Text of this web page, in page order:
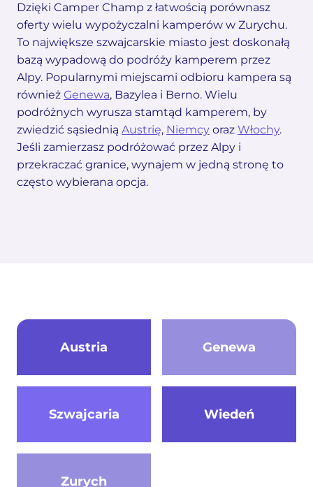
Dzięki Camper Champ z łatwością porównasz
oferty wielu wypożyczalni kamperów w Zurychu.
To największe szwajcarskie miasto jest doskonałą
bazą wypadową do podróży kamperem przez
Alpy. Popularnymi miejscami odbioru kampera są
również Genewa, Bazylea i Berno. Wielu
podróżnych wyrusza stamtąd kamperem, by
zwiedzić sąsiednią Austrię, Niemcy oraz Włochy.
Jeśli zamierzasz podróżować przez Alpy i
przekraczać granice, wynajem w jedną stronę to
często wybierana opcja.
Austria Genewa
Szwajcaria Wiedeń
Zurych